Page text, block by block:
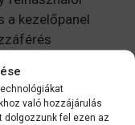
való hozzájárulás
dolgozzunk fel ezen az
a kezelőpanel
beolvasott